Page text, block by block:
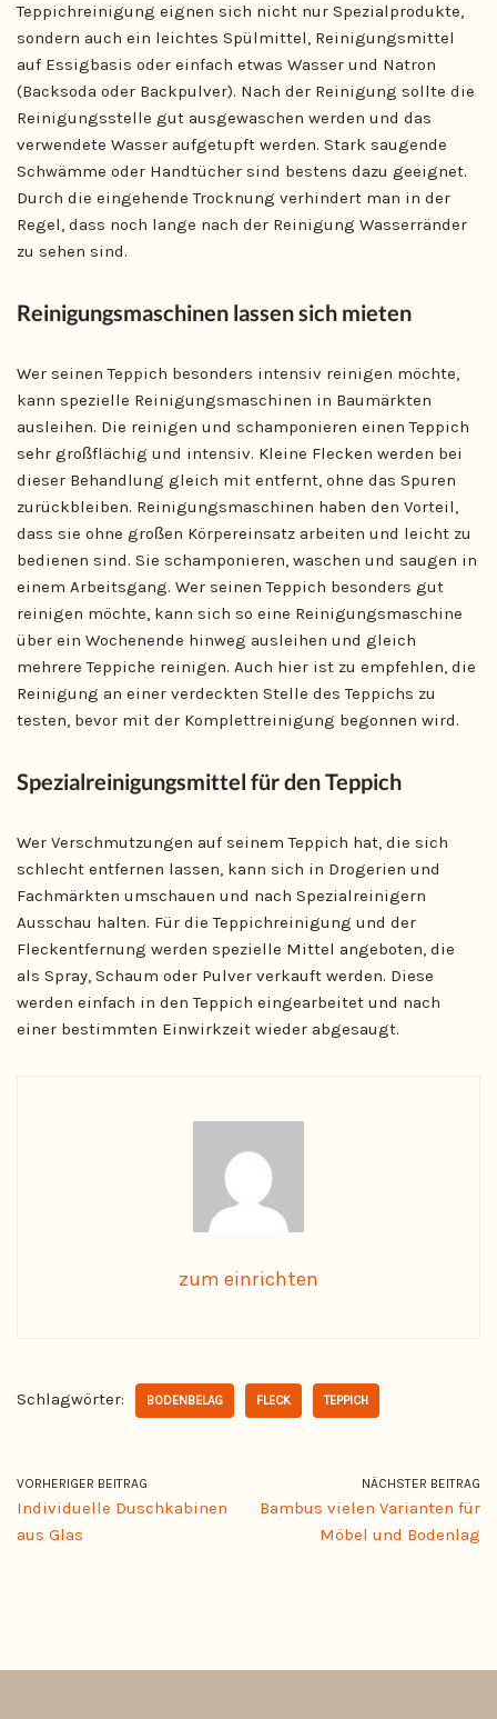
Teppichreinigung eignen sich nicht nur Spezialprodukte,
sondern auch ein leichtes Spülmittel, Reinigungsmittel
auf Essigbasis oder einfach etwas Wasser und Natron
(Backsoda oder Backpulver). Nach der Reinigung sollte die
Reinigungsstelle gut ausgewaschen werden und das
verwendete Wasser aufgetupft werden. Stark saugende
Schwämme oder Handtücher sind bestens dazu geeignet.
Durch die eingehende Trocknung verhindert man in der
Regel, dass noch lange nach der Reinigung Wasserränder
zu sehen sind.
Reinigungsmaschinen lassen sich mieten
Wer seinen Teppich besonders intensiv reinigen möchte,
kann spezielle Reinigungsmaschinen in Baumärkten
ausleihen. Die reinigen und schamponieren einen Teppich
sehr großflächig und intensiv. Kleine Flecken werden bei
dieser Behandlung gleich mit entfernt, ohne das Spuren
zurückbleiben. Reinigungsmaschinen haben den Vorteil,
dass sie ohne großen Körpereinsatz arbeiten und leicht zu
bedienen sind. Sie schamponieren, waschen und saugen in
einem Arbeitsgang. Wer seinen Teppich besonders gut
reinigen möchte, kann sich so eine Reinigungsmaschine
über ein Wochenende hinweg ausleihen und gleich
mehrere Teppiche reinigen. Auch hier ist zu empfehlen, die
Reinigung an einer verdeckten Stelle des Teppichs zu
testen, bevor mit der Komplettreinigung begonnen wird.
Spezialreinigungsmittel für den Teppich
Wer Verschmutzungen auf seinem Teppich hat, die sich
schlecht entfernen lassen, kann sich in Drogerien und
Fachmärkten umschauen und nach Spezialreinigern
Ausschau halten. Für die Teppichreinigung und der
Fleckentfernung werden spezielle Mittel angeboten, die
als Spray, Schaum oder Pulver verkauft werden. Diese
werden einfach in den Teppich eingearbeitet und nach
einer bestimmten Einwirkzeit wieder abgesaugt.
zum einrichten
Schlagwörter: BODENBELAG FLECK TEPPICH
VORHERIGER BEITRAG
Individuelle Duschkabinen
aus Glas
NÄCHSTER BEITRAG
Bambus vielen Varianten für
Möbel und Bodenlag